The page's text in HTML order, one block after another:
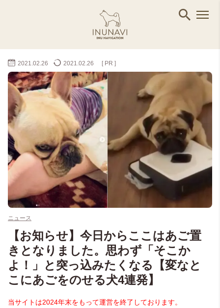
2021.02.26 2021.02.26 [ PR ]
ニュース
【お知らせ】今日からここはあご置
きとなりました。思わず「そこか
よ！」と突っ込みたくなる【変なと
こにあごをのせる犬4連発】
当サイトは2024年末をもって運営を終了しております。